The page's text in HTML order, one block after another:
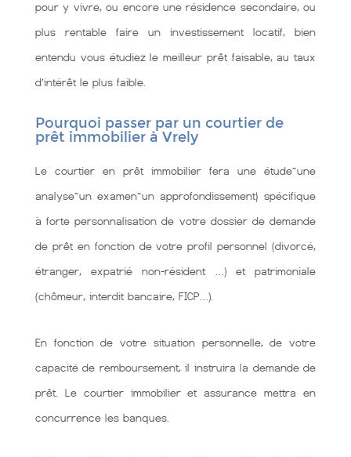
pour y vivre, ou encore une résidence secondaire, ou
plus rentable faire un investissement locatif, bien
entendu vous étudiez le meilleur prêt faisable, au taux
d’intérêt le plus faible.
Pourquoi passer par un courtier de
prêt immobilier à Vrely
Le courtier en prêt immobilier fera une étude~une
analyse~un examen~un approfondissement} spécifique
à forte personnalisation de votre dossier de demande
de prêt en fonction de votre profil personnel (divorcé,
étranger, expatrié non-résident …) et patrimoniale
(chômeur, interdit bancaire, FICP…).
En fonction de votre situation personnelle, de votre
capacité de remboursement, il instruira la demande de
prêt. Le courtier immobilier et assurance mettra en
concurrence les banques.